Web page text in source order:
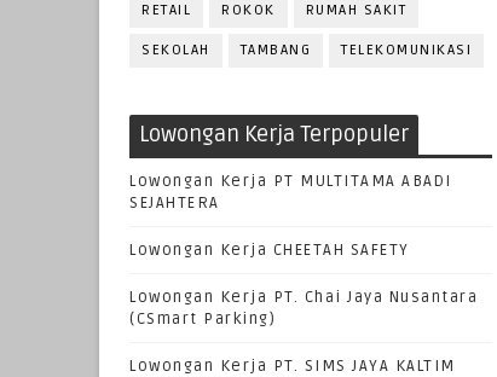
RETAIL ROKOK RUMAH SAKIT
SEKOLAH TAMBANG TELEKOMUNIKASI
Lowongan Kerja Terpopuler
Lowongan Kerja PT MULTITAMA ABADI
SEJAHTERA
Lowongan Kerja CHEETAH SAFETY
Lowongan Kerja PT. Chai Jaya Nusantara
(CSmart Parking)
Lowongan Kerja PT. SIMS JAYA KALTIM